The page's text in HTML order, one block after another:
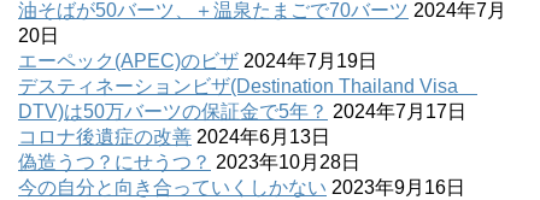
油そばが50バーツ、＋温泉たまごで70バーツ 2024年7月
20日
エーペック(APEC)のビザ 2024年7月19日
デスティネーションビザ(Destination Thailand Visa
DTV)は50万バーツの保証金で5年？ 2024年7月17日
コロナ後遺症の改善 2024年6月13日
偽造うつ？にせうつ？ 2023年10月28日
今の自分と向き合っていくしかない 2023年9月16日